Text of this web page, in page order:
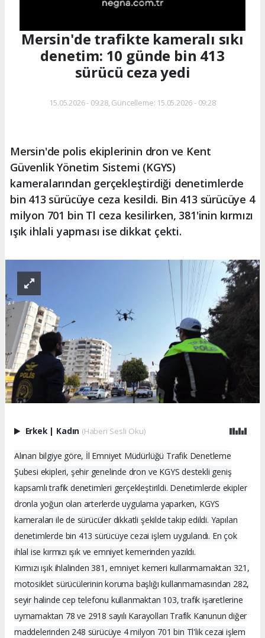
Mersin'de trafikte kameralı sıkı
denetim: 10 günde bin 413
sürücü ceza yedi
15.05.2026 - 09:28, Güncelleme: 15.05.2026 - 09:28
Mersin'de polis ekiplerinin dron ve Kent
Güvenlik Yönetim Sistemi (KGYS)
kameralarından gerçekleştirdiği denetimlerde
bin 413 sürücüye ceza kesildi. Bin 413 sürücüye 4
milyon 701 bin Tl ceza kesilirken, 381'inin kırmızı
ışık ihlali yapması ise dikkat çekti.
Erkek | Kadın (Haberi Sesli Oku)
Alınan bilgiye göre, İl Emniyet Müdürlüğü Trafik Denetleme
Şubesi ekipleri, şehir genelinde dron ve KGYS destekli geniş
kapsamlı trafik denetimleri gerçekleştirildi. Denetimlerde ekipler
dronla yoğun olan arterlerde uygulama yaparken, KGYS
kameraları ile de sürücüler dikkatli şekilde takip edildi. Yapılan
denetimlerde bin 413 sürücüye cezai işlem uygulandı. En çok
ihlal ise kırmızı ışık ve emniyet kemerinden yazıldı.
Kırmızı ışık ihlalinden 381, emniyet kemeri kullanmamaktan 321,
motosiklet sürücülerinin koruma başlığı kullanmamasından 282,
seyir halinde cep telefonu kullanmaktan 103, trafik işaretlerine
uymamaktan 78 ve 2918 sayılı Karayolları Trafik Kanunun diğer
maddelerinden 248 sürücüye 4 milyon 701 bin Tl'lik cezai işlem